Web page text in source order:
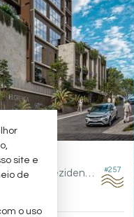
Apartamento no Edifício Florença Rezidence - Soles
site e
de
o uso